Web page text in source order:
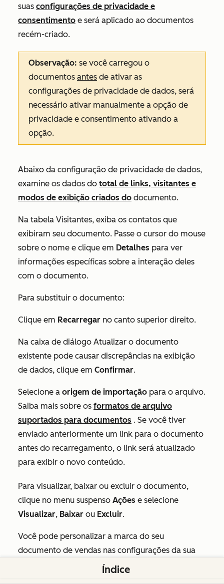
suas configurações de privacidade e
consentimento e será aplicado ao documentos
recém-criado.
Observação: se você carregou o
documentos antes de ativar as
configurações de privacidade de dados, será
necessário ativar manualmente a opção de
privacidade e consentimento ativando a
opção.
Abaixo da configuração de privacidade de dados,
examine os dados do total de links, visitantes e
modos de exibição criados do documento.
Na tabela Visitantes, exiba os contatos que
exibiram seu documento. Passe o cursor do mouse
sobre o nome e clique em Detalhes para ver
informações específicas sobre a interação deles
com o documento.
Para substituir o documento:
Clique em Recarregar no canto superior direito.
Na caixa de diálogo Atualizar o documento
existente pode causar discrepâncias na exibição
de dados, clique em Confirmar.
Selecione a origem de importação para o arquivo.
Saiba mais sobre os formatos de arquivo
suportados para documentos . Se você tiver
enviado anteriormente um link para o documento
antes do recarregamento, o link será atualizado
para exibir o novo conteúdo.
Para visualizar, baixar ou excluir o documento,
clique no menu suspenso Ações e selecione
Visualizar, Baixar ou Excluir.
Você pode personalizar a marca do seu
documento de vendas nas configurações da sua
editar o logotipo da empresa,
Índice